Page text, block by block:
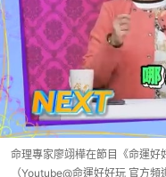
命理專家廖翊樺在節目《命運好
（Youtube@命運好好玩 官方頻